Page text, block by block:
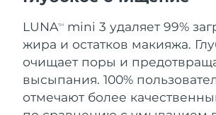
LUNATM
mini 3 удаляет 99%
жира и остатков макияжа.
очищает поры и
высыпания. 100%
отмечают более
Мальта
Мексика